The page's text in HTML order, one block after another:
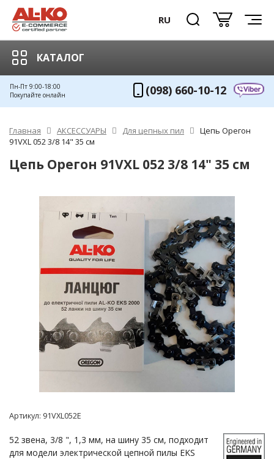
RU
КАТАЛОГ
Пн-Пт 9:00-18:00
Покупайте онлайн
(098) 660-10-12
Главная АКСЕССУАРЫ Для цепных пил
Цепь Орегон
91VXL 052 3/8 14" 35 см
Цепь Орегон 91VXL 052 3/8 14" 35 см
Артикул: 91VXL052E
52 звена, 3/8 ", 1,3 мм, на шину 35 см, подходит
для модели электрической цепной пилы EKS